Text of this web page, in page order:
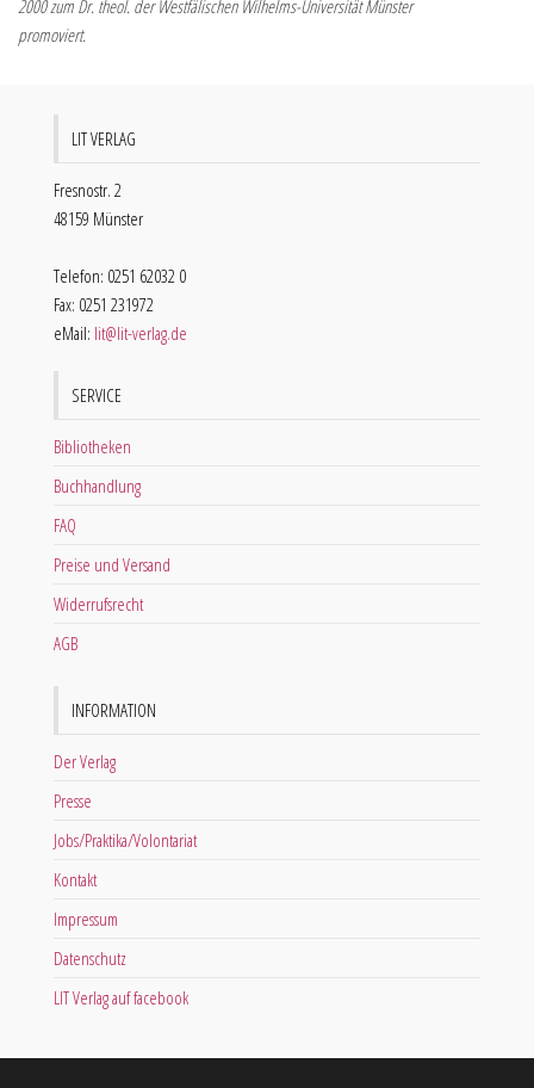
2000 zum Dr. theol. der Westfälischen Wilhelms-Universität Münster
promoviert.
LIT VERLAG
Fresnostr. 2
48159 Münster
Telefon: 0251 62032 0
Fax: 0251 231972
eMail: lit@lit-verlag.de
SERVICE
Bibliotheken
Buchhandlung
FAQ
Preise und Versand
Widerrufsrecht
AGB
INFORMATION
Der Verlag
Presse
Jobs/Praktika/Volontariat
Kontakt
Impressum
Datenschutz
LIT Verlag auf facebook